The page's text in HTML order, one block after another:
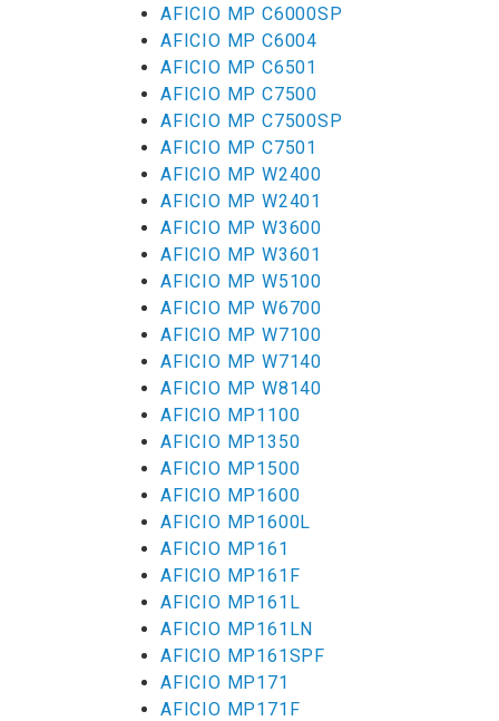
AFICIO MP C6000SP
AFICIO MP C6004
AFICIO MP C6501
AFICIO MP C7500
AFICIO MP C7500SP
AFICIO MP C7501
AFICIO MP W2400
AFICIO MP W2401
AFICIO MP W3600
AFICIO MP W3601
AFICIO MP W5100
AFICIO MP W6700
AFICIO MP W7100
AFICIO MP W7140
AFICIO MP W8140
AFICIO MP1100
AFICIO MP1350
AFICIO MP1500
AFICIO MP1600
AFICIO MP1600L
AFICIO MP161
AFICIO MP161F
AFICIO MP161L
AFICIO MP161LN
AFICIO MP161SPF
AFICIO MP171
AFICIO MP171F